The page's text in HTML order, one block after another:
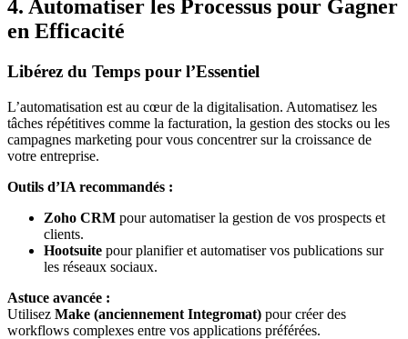
4. Automatiser les Processus pour Gagner
en Efficacité
Libérez du Temps pour l’Essentiel
L’automatisation est au cœur de la digitalisation. Automatisez les
tâches répétitives comme la facturation, la gestion des stocks ou les
campagnes marketing pour vous concentrer sur la croissance de
votre entreprise.
Outils d’IA recommandés :
Zoho CRM pour automatiser la gestion de vos prospects et
clients.
Hootsuite pour planifier et automatiser vos publications sur
les réseaux sociaux.
Astuce avancée :
Utilisez Make (anciennement Integromat) pour créer des
workflows complexes entre vos applications préférées.